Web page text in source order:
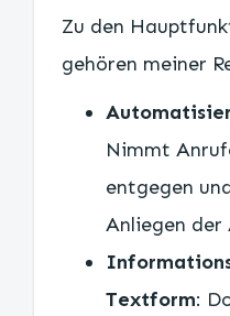
Zu den
gehören meiner
Nimmt
entgegen
Anliegen der
Textform: